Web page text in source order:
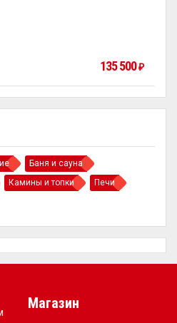
Баня и сауна
Камины и топки
Печи
135 500₽
Магазин